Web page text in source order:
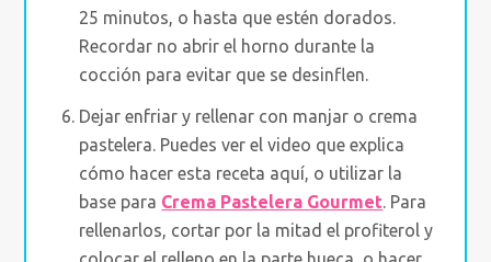
25 minutos, o hasta que estén dorados.
Recordar no abrir el horno durante la
cocción para evitar que se desinflen.
Dejar enfriar y rellenar con manjar o crema
pastelera. Puedes ver el video que explica
cómo hacer esta receta aquí, o utilizar la
base para Crema Pastelera Gourmet. Para
rellenarlos, cortar por la mitad el profiterol y